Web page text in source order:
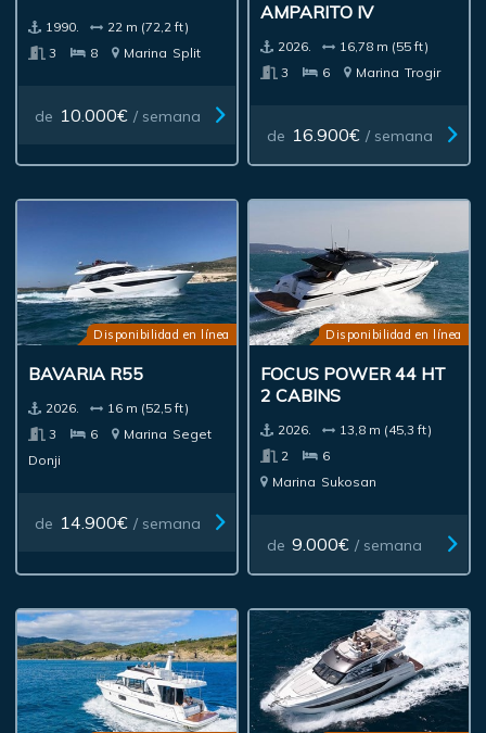
1990.
22 m (72,2 ft)
3
8 Marina Split
de 10.000€ / semana
AMPARITO IV
2026.
16,78 m (55 ft)
3
6 Marina Trogir
de 16.900€ / semana
Disponibilidad en línea
BAVARIA R55
2026.
16 m (52,5 ft)
3
6 Marina Seget
Donji
de 14.900€ / semana
Disponibilidad en línea
FOCUS POWER 44 HT
2 CABINS
2026.
13,8 m (45,3 ft)
2
6
Marina Sukosan
de 9.000€ / semana